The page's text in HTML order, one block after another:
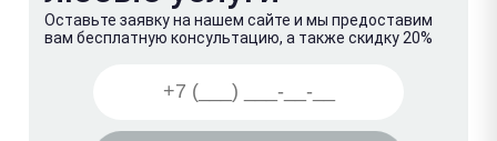
Оставьте заявку на нашем сайте и мы предоставим
вам бесплатную консультацию, а также скидку 20%